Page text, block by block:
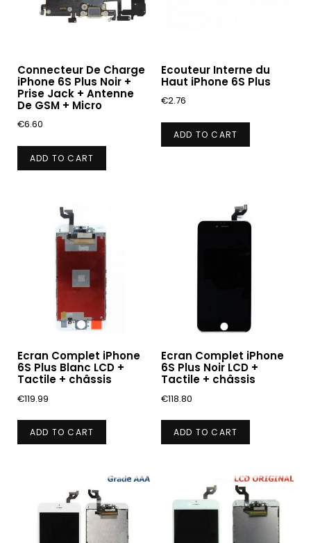
Connecteur De Charge
iPhone 6S Plus Noir +
Prise Jack + Antenne
De GSM + Micro
€6.60
ADD TO CART
Ecouteur Interne du
Haut iPhone 6S Plus
€2.76
ADD TO CART
Ecran Complet iPhone
6S Plus Blanc LCD +
Tactile + châssis
€119.99
ADD TO CART
Ecran Complet iPhone
6S Plus Noir LCD +
Tactile + châssis
€118.80
ADD TO CART